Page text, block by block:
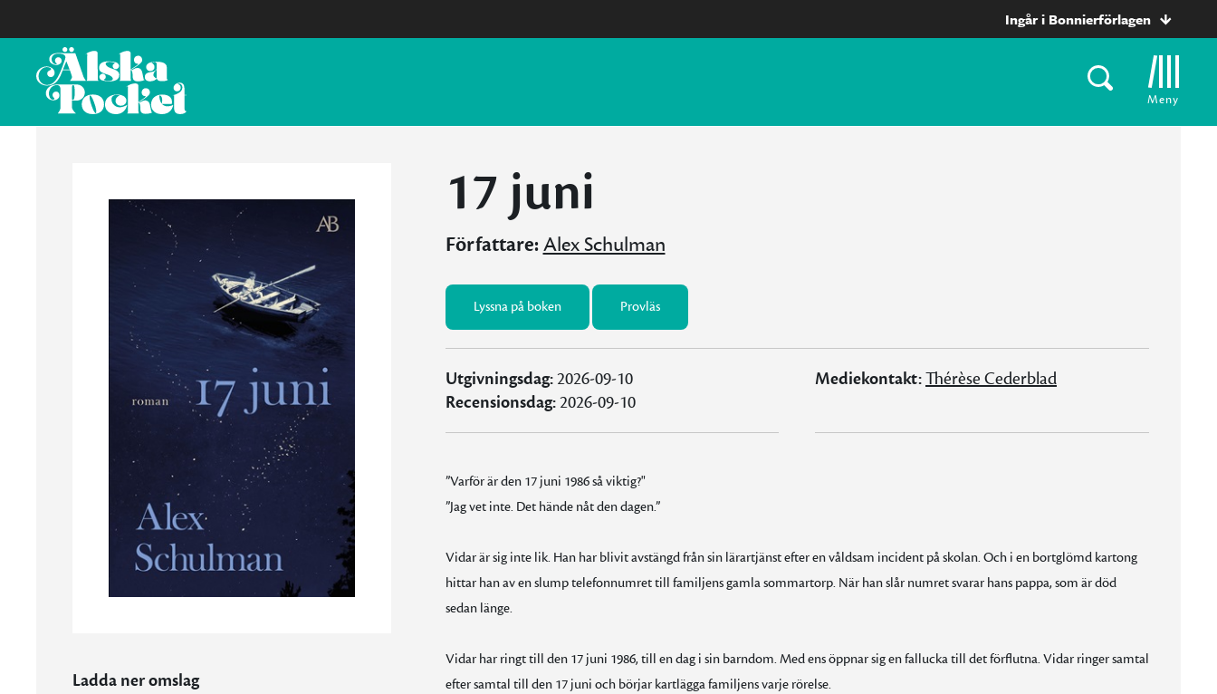
Ingår i Bonnierförlagen
Meny
Ladda ner omslag
17 juni
Författare:Alex Schulman
Lyssna på boken Provläs
Utgivningsdag:2026-09-10
Recensionsdag:2026-09-10
Mediekontakt:Thérèse Cederblad
”Varför är den 17 juni 1986 så viktig?"
”Jag vet inte. Det hände nåt den dagen.”
Vidar är sig inte lik. Han har blivit avstängd från sin lärartjänst efter en våldsam incident på skolan. Och i en bortglömd kartong
hittar han av en slump telefonnumret till familjens gamla sommartorp. När han slår numret svarar hans pappa, som är död
sedan länge.
Vidar har ringt till den 17 juni 1986, till en dag i sin barndom. Med ens öppnar sig en fallucka till det förflutna. Vidar ringer samtal
efter samtal till den 17 juni och börjar kartlägga familjens varje rörelse.